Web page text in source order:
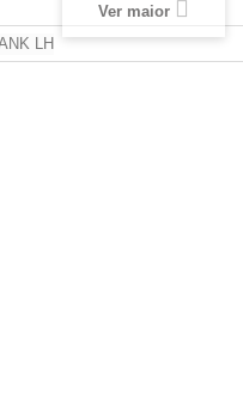
Ver maior